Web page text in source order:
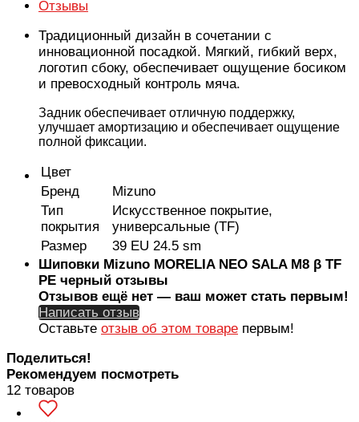
Отзывы
Традиционный дизайн в сочетании с
инновационной посадкой. Мягкий, гибкий верх,
логотип сбоку, обеспечивает ощущение босиком
и превосходный контроль мяча.
Задник обеспечивает отличную поддержку,
улучшает амортизацию и обеспечивает ощущение
полной фиксации.
Цвет
Бренд
Mizuno
Тип
покрытия
Искусственное покрытие,
универсальные (TF)
Размер
39 EU 24.5 sm
Шиповки Mizuno MORELIA NEO SALA M8 β TF
PE черный отзывы
Отзывов ещё нет — ваш может стать первым!
Написать отзыв
Оставьте отзыв об этом товаре первым!
Поделиться!
Рекомендуем посмотреть
12 товаров